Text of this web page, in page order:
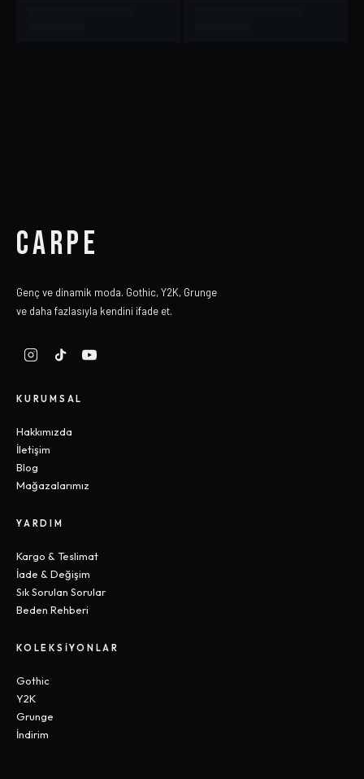
CARPE
Genç ve dinamik moda. Gothic, Y2K, Grunge
ve daha fazlasıyla kendini ifade et.
KURUMSAL
Hakkımızda
İletişim
Blog
Mağazalarımız
YARDIM
Kargo & Teslimat
İade & Değişim
Sık Sorulan Sorular
Beden Rehberi
KOLEKSIYONLAR
Gothic
Y2K
Grunge
İndirim